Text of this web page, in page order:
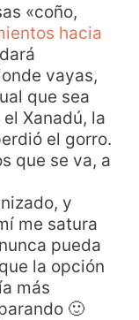
«coño,
hacia
vayas,
que sea
Xanadú, la
el gorro.
que se va, a
y
me satura
pueda
la opción
más
🙂